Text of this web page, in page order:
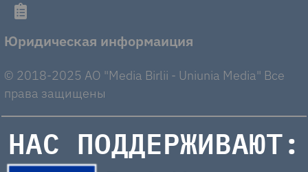
Юридическая информаиция
© 2018-2025 AO "Media Birlii - Uniunia Media" Все
права защищены
НАС ПОДДЕРЖИВАЮТ: